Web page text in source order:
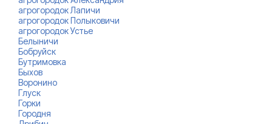
агрогородок Лапичи
агрогородок Полыковичи
агрогородок Устье
Белыничи
Бобруйск
Бутримовка
Быхов
Воронино
Глуск
Горки
Городня